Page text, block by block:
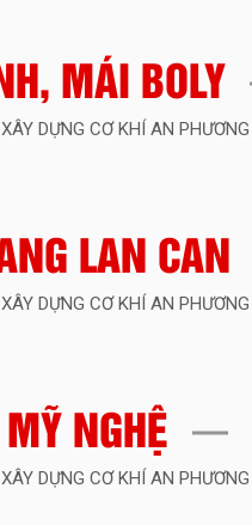
MÁI BOLY
DỰNG CƠ KHÍ AN PHƯƠNG
LAN CAN
DỰNG CƠ KHÍ AN PHƯƠNG
NGHỆ
DỰNG CƠ KHÍ AN PHƯƠNG